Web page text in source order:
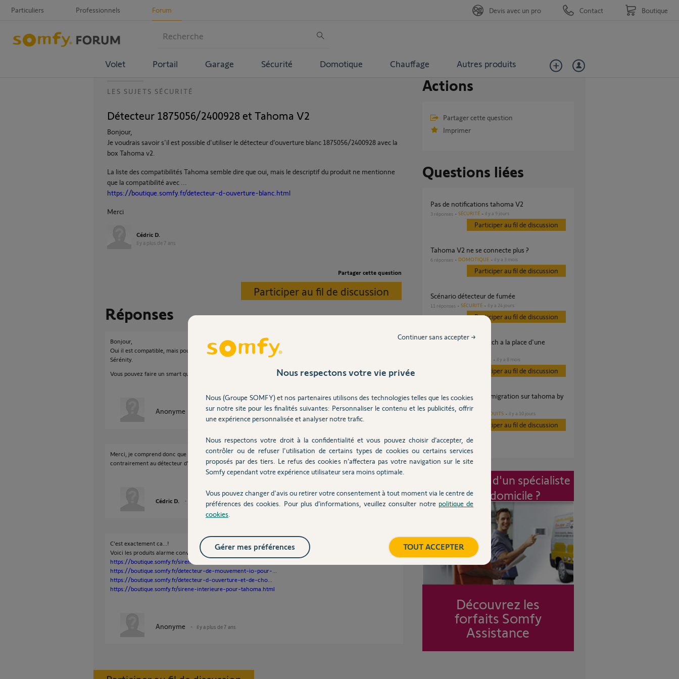
Particuliers Professionnels Forum
Volet Portail Garage Sécurité Domotique Chauffage Autres produits
Devis avec un pro Contact Boutique
LES SUJETS SÉCURITÉ
Détecteur 1875056/2400928 et Tahoma V2
Bonjour,
Je voudrais savoir s'il est possible d'utiliser le détecteur d’ouverture blanc 1875056/2400928 avec la
box Tahoma v2.
La liste des compatibilités Tahoma semble dire que oui, mais le descriptif du produit ne mentionne
que la compatibilité avec ...
https://boutique.somfy.fr/detecteur-d-ouverture-blanc.html
Merci
Cédric D.
il y a plus de 7 ans
Partager cette question
Participer au fil de discussion
Réponses
Bonjour,
Oui il est compatible, mais pour les smart, pas pour une alarme du type Somfy Protect ou
Sérénity.
Vous pouvez faire un smart qui dit : alertes sms ou tél "si" D.O ouvert.
Anonyme il y a plus de 7 ans
Merci, je comprend donc que l'alarme tahoma ne se déclenchera donc pas sur ce capteur,
contrairement au détecteur d'ouverture et de choc io 2401362, c'est bien ça ?
Cédric D. il y a plus de 7 ans
C'est exactement ca...!
Voici les produits alarme conventionnelle compatibles directement à Sérénity.
https://boutique.somfy.fr/sirene-exterieure-avec-flash.html
https://boutique.somfy.fr/detecteur-de-mouvement-io-pour-...
https://boutique.somfy.fr/detecteur-d-ouverture-et-de-cho...
https://boutique.somfy.fr/sirene-interieure-pour-tahoma.html
Anonyme il y a plus de 7 ans
Actions
Partager cette question
Imprimer
Questions liées
Pas de notifications tahoma V2
3 réponses SÉCURITÉ il y a 9 jours
Participer au fil de discussion
Tahoma V2 ne se connecte plus ?
6 réponses DOMOTIQUE il y a 3 mois
Participer au fil de discussion
scénario détecteur de fumée
11 réponses SÉCURITÉ il y a 24 jours
Participer au fil de discussion
Migrer TaHoma switch a la place d'une
DOMOTIQUE il y a 8 mois
Participer au fil de discussion
compatibilité avant migration sur tahoma by
somfy
réponses AUTRES PRODUITS il y a 10 jours
Participer au fil de discussion
Intervention d'un spécialiste
à mon domicile ?
Découvrez les
forfaits Somfy
Assistance
Nous respectons votre vie privée
Nous (Groupe SOMFY) et nos partenaires utilisons des technologies telles que les cookies
sur notre site pour les finalités suivantes: Personnaliser le contenu et les publicités, offrir
une expérience personnalisée et analyser notre trafic.
Nous respectons votre droit à la confidentialité et vous pouvez choisir d’accepter, de
contrôler ou de refuser l'utilisation de certains types de cookies ou certains services
proposés par des tiers. Le refus des cookies n’affectera pas votre navigation sur le site
Somfy cependant votre expérience utilisateur sera moins optimale.
Vous pouvez changer d'avis ou retirer votre consentement à tout moment via le centre de
préférences des cookies. Pour plus d’informations, veuillez consulter notre politique de
cookies
Continuer sans accepter →
TOUT ACCEPTER
Gérer mes préférences